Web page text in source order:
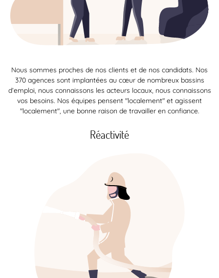
Nous sommes proches de nos clients et de nos candidats. Nos
370 agences sont implantées au cœur de nombreux bassins
d’emploi, nous connaissons les acteurs locaux, nous connaissons
vos besoins. Nos équipes pensent "localement" et agissent
"localement", une bonne raison de travailler en confiance.
Réactivité